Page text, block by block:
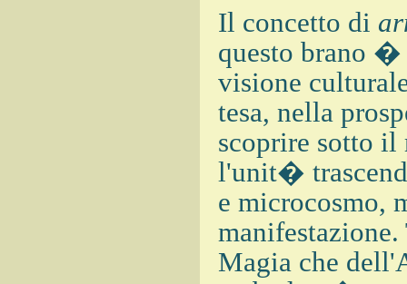
Il concetto di
questo brano �
visione
tesa, nella
scoprire sotto il
l'unit�
e microcosmo,
Magia che